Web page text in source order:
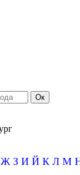
Ж З И Й К Л М